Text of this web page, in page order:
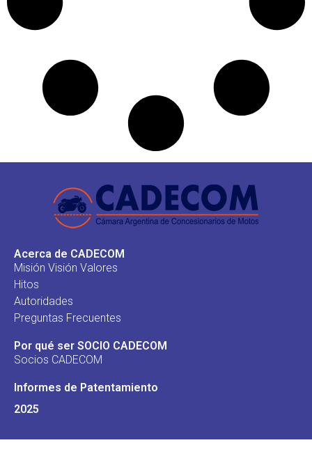
Acerca de CADECOM
Misión Visión Valores
Hitos
Autoridades
Preguntas Frecuentes
Por qué ser SOCIO CADECOM
Socios CADECOM
Informes de Patentamiento
2025